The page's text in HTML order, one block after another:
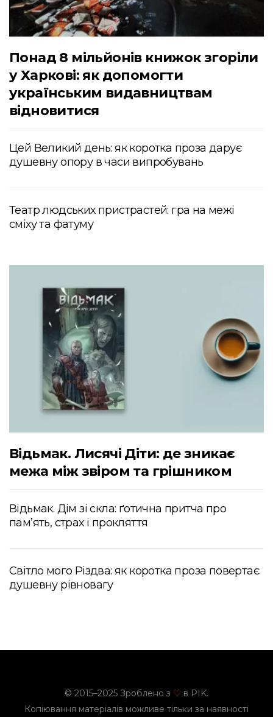
Понад 8 мільйонів книжок згоріли
у Харкові: як допомогти
українським видавництвам
відновитися
Цей Великий день: як коротка проза дарує
душевну опору в часи випробувань
Театр людських пристрастей: гра на межі
сміху та фатуму
Відьмак. Лисячі Діти: де зникає
межа між звіром та грішником
Відьмак. Дім зі скла: ґотична притча про
пам’ять, страх і прокляття
Світло мого Різдва: як коротка проза повертає
душевну рівновагу
© 2015–2025 Зроблено з ♡ в PIK.
Копіювання матеріалів можливе тільки за наявності